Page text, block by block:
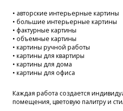
• авторские интерьерные картины
• большие интерьерные картины
• фактурные картины
• объемные картины
• картины ручной работы
• картины для квартиры
• картины для дома
• картины для офиса
Каждая работа создается
помещения, цветовую палитру и